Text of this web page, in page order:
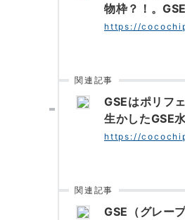
物枠？！。
https://
関連記事
GSEはポリフ
生かしたGSE水
https://
関連記事
GSE（グレー